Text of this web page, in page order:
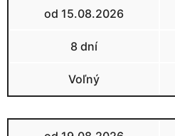
od 15.08.2026
8 dní
Voľný